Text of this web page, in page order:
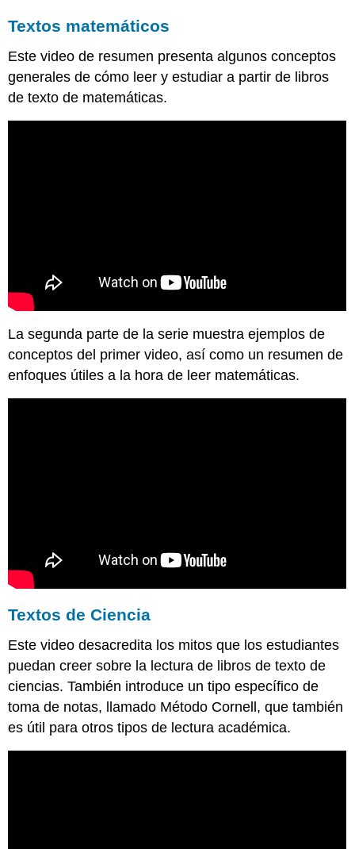
Textos matemáticos
Este video de resumen presenta algunos conceptos
generales de cómo leer y estudiar a partir de libros
de texto de matemáticas.
La segunda parte de la serie muestra ejemplos de
conceptos del primer video, así como un resumen de
enfoques útiles a la hora de leer matemáticas.
Textos de Ciencia
Este video desacredita los mitos que los estudiantes
puedan creer sobre la lectura de libros de texto de
ciencias. También introduce un tipo específico de
toma de notas, llamado Método Cornell, que también
es útil para otros tipos de lectura académica.